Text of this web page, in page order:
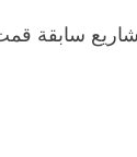
سابقة